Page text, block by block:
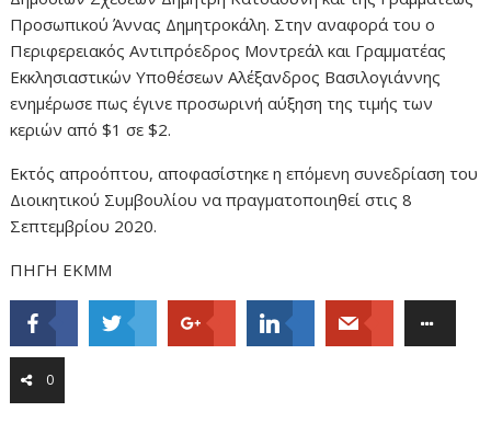
Προσωπικού Άννας Δημητροκάλη. Στην αναφορά του ο
Περιφερειακός Αντιπρόεδρος Μοντρεάλ και Γραμματέας
Εκκλησιαστικών Υποθέσεων Αλέξανδρος Βασιλογιάννης
ενημέρωσε πως έγινε προσωρινή αύξηση της τιμής των
κεριών από $1 σε $2.
Εκτός απροόπτου, αποφασίστηκε η επόμενη συνεδρίαση του
Διοικητικού Συμβουλίου να πραγματοποιηθεί στις 8
Σεπτεμβρίου 2020.
ΠΗΓΗ ΕΚΜΜ
0